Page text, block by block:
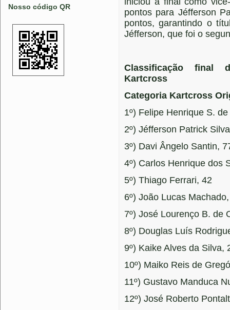
Nosso código QR
pontos para Jéfferson
pontos, garantindo o
Jéfferson, que foi o
Classificação final
Kartcross
Categoria Kartcross
1º) Felipe Henrique S.
2º) Jéfferson Patrick
3º) Davi Ângelo Santin,
4º) Carlos Henrique dos
5º) Thiago Ferrari, 42
6º) João Lucas
7º) José Lourenço B. de
8º) Douglas Luís
9º) Kaike Alves da Silva,
10º) Maiko Reis de
11º) Gustavo Manduca
12º) José Roberto